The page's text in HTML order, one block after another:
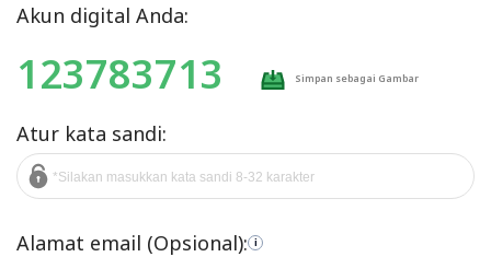
Akun digital Anda:
123783713 Simpan sebagai Gambar
Atur kata sandi:
Alamat email (Opsional): i